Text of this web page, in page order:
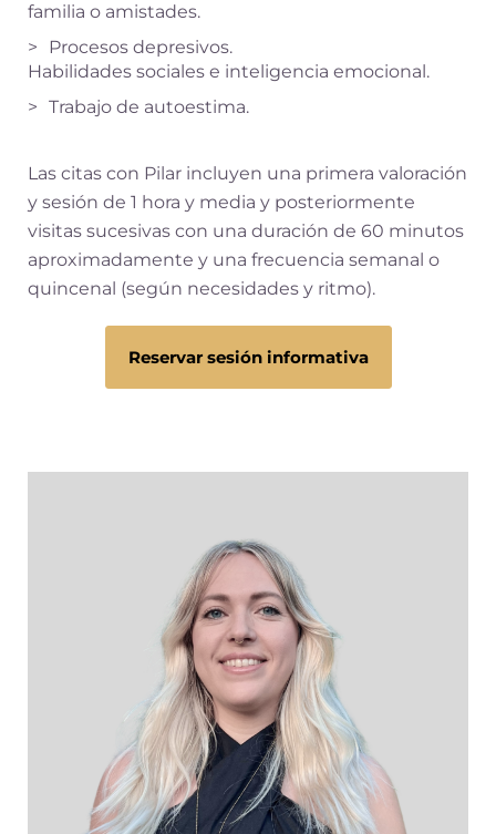
familia o amistades.
Procesos depresivos.
Habilidades sociales e inteligencia emocional.
Trabajo de autoestima.
Las citas con Pilar incluyen una primera valoración
y sesión de 1 hora y media y posteriormente
visitas sucesivas con una duración de 60 minutos
aproximadamente y una frecuencia semanal o
quincenal (según necesidades y ritmo).
Reservar sesión informativa